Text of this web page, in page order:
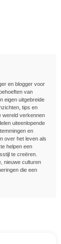
en blogger voor
van
eigen uitgebreide
tips en
wereld verkennen
uiteenlopende
en
over het leven als
helpen een
te creëren.
nieuwe culturen
die een